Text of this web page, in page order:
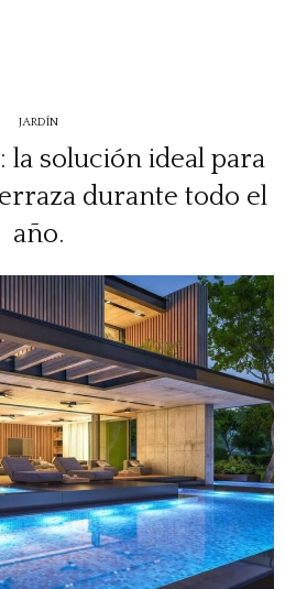
JARDÍN
la solución ideal para
durante todo el
año.